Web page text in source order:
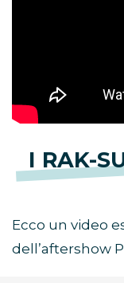
I RAK-
Ecco un video
dell’aftershow